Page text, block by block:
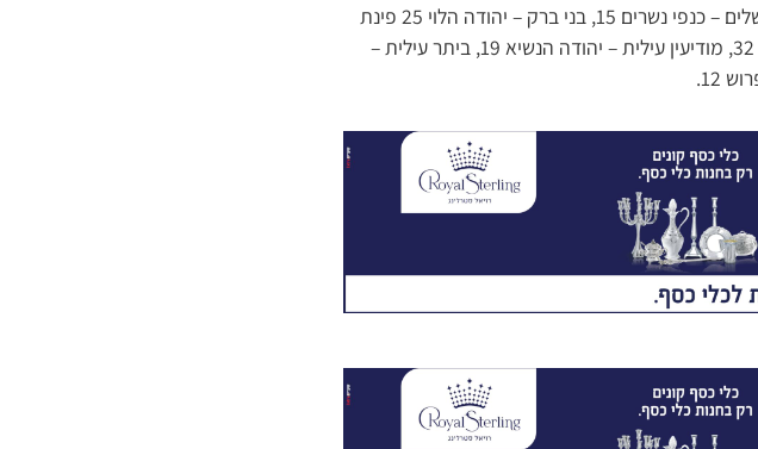
סניפי שיא החשמל והמיזוג לפי התו הסגול של משרד הבריאות: ירושלים – כנפי נשרים 15, בני ברק – יהודה הלוי 25 פינת
רבי עקיבא, אשדוד – רבי מאיר בעל הנס 26, אלעד – יונתן בן עוזיאל 32, מודיעין עילית – יהודה הנשיא 19, ביתר עילית –